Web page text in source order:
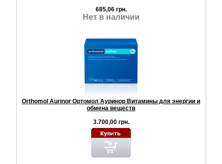
685,06 грн.
Нет в наличии
Orthomol Aurinor Ортомол Ауринор Витамины для энергии и
обмена веществ
3.700,00 грн.